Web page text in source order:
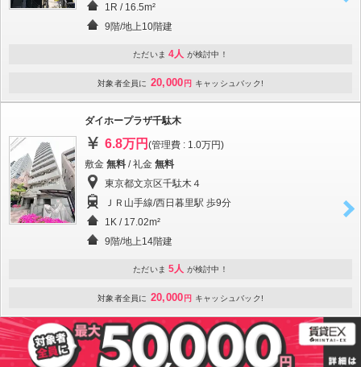
1R / 16.5m²
9階/地上10階建
ただいま 4人 が検討中！
対象者全員に 20,000 円 キャッシュバック!
ダイホープラザ千駄木
6.8万円 (管理費 : 1.0万円)
敷金 無料 / 礼金 無料
東京都文京区千駄木４
ＪＲ山手線/西日暮里駅 歩9分
1K / 17.02m²
9階/地上14階建
ただいま 5人 が検討中！
対象者全員に 20,000 円 キャッシュバック!